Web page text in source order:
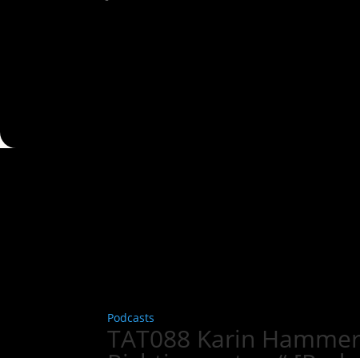
Podcasts
TAT088 Karin